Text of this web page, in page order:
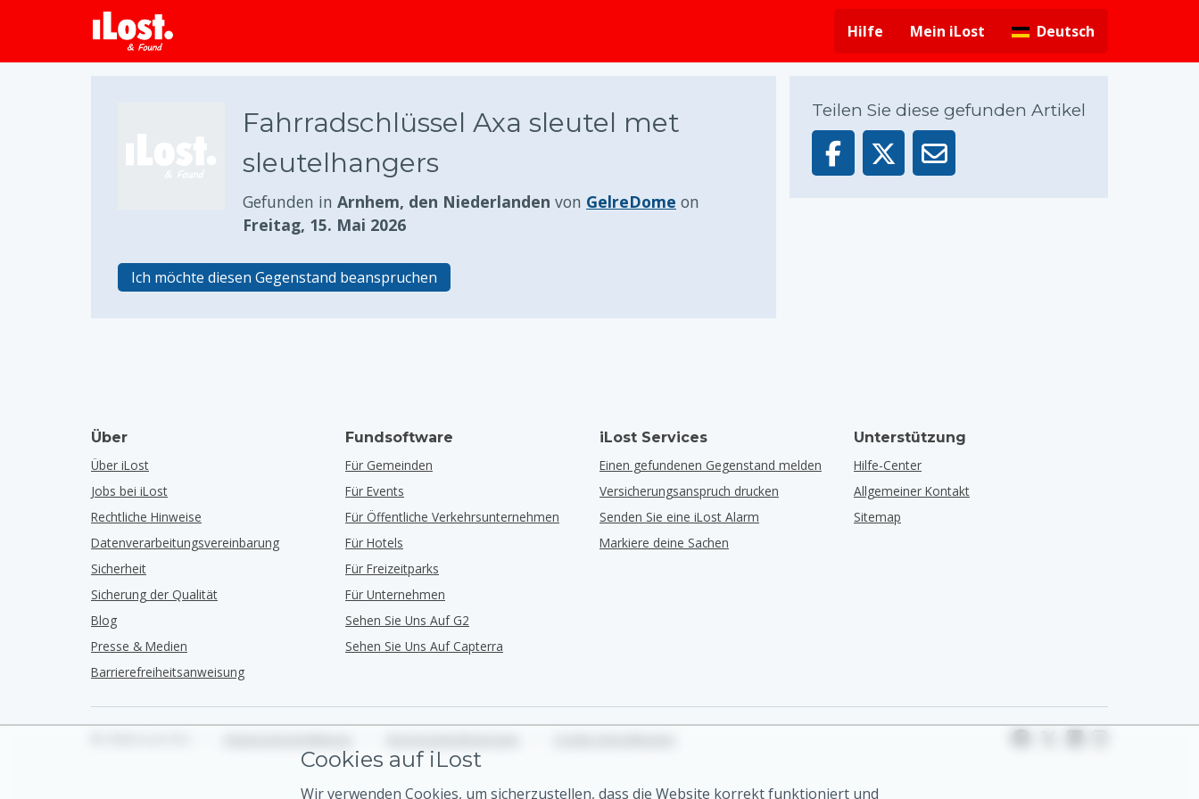
Hilfe
Mein iLost Deutsch
Fahrradschlüssel Axa sleutel met
sleutelhangers
Gefunden in Arnhem, den Niederlanden von GelreDome on
Freitag, 15. Mai 2026
Ich möchte diesen Gegenstand beanspruchen
Teilen Sie diese gefunden Artikel
Über
Über iLost
Jobs bei iLost
Rechtliche Hinweise
Datenverarbeitungsvereinbarung
Sicherheit
Sicherung der Qualität
Blog
Presse & Medien
Barrierefreiheitsanweisung
Fundsoftware
Für Gemeinden
Für Events
Für Öffentliche Verkehrsunternehmen
Für Hotels
Für Freizeitparks
Für Unternehmen
Sehen Sie Uns Auf G2
Sehen Sie Uns Auf Capterra
iLost Services
Einen gefundenen Gegenstand melden
Versicherungsanspruch drucken
Senden Sie eine iLost Alarm
Markiere deine Sachen
Unterstützung
Hilfe-Center
Allgemeiner Kontakt
Sitemap
Cookies auf iLost
Wir verwenden Cookies, um sicherzustellen, dass die Website korrekt funktioniert und